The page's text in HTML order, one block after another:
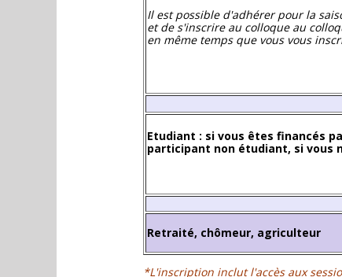
Il est possible d'adhérer pour la
et de s'inscrire au colloque au
en même temps que vous vous
Etudiant : si vous êtes financés
participant non étudiant, si vous
Retraité, chômeur, agriculteur
*L'inscription inclut l'accès aux